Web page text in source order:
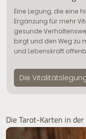
Eine Legung, die eine
Ergänzung für mehr
gesunde
birgt und den Weg zu
und Lebenskraft
Die
Die Tarot-Karten in